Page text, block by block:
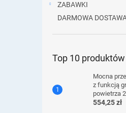
ZABAWKI
DARMOWA
Top 10 produktów
Mocna
z funkcją
powietrza
554,25 zł